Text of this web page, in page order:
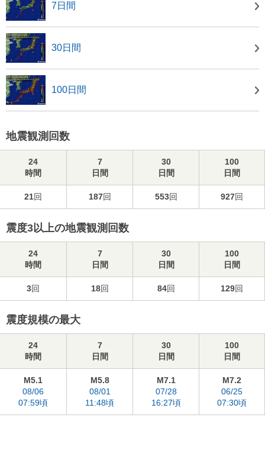
7日間
30日間
100日間
地震観測回数
24
時間
7
日間
30
日間
100
日間
21回 187回 553回 927回
震度3以上の地震観測回数
24
時間
7
日間
30
日間
100
日間
3回 18回 84回 129回
震度規模の最大
24
時間
7
日間
30
日間
100
日間
M5.1
08/06
07:59頃
M5.8
08/01
11:48頃
M7.1
07/28
16:27頃
M7.2
06/25
07:30頃